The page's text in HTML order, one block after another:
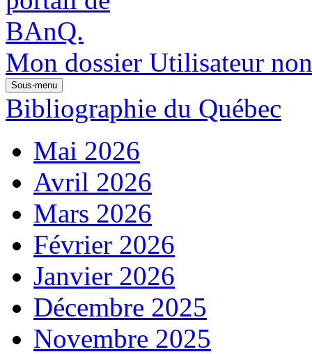
Mon dossier Utilisateur
Sous-menu
Bibliographie du Québec
Mai 2026
Avril 2026
Mars 2026
Février 2026
Janvier 2026
Décembre 2025
Novembre 2025